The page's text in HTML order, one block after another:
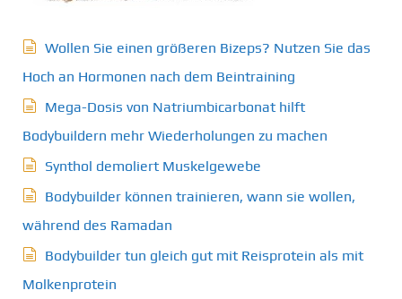
Wollen Sie einen größeren Bizeps? Nutzen Sie das
Hoch an Hormonen nach dem Beintraining
Mega-Dosis von Natriumbicarbonat hilft
Bodybuildern mehr Wiederholungen zu machen
Synthol demoliert Muskelgewebe
Bodybuilder können trainieren, wann sie wollen,
während des Ramadan
Bodybuilder tun gleich gut mit Reisprotein als mit
Molkenprotein